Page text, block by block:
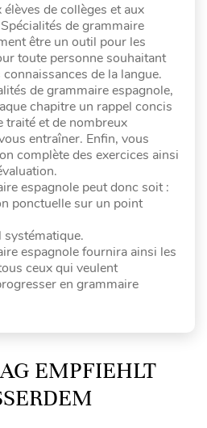
de collèges et aux
de grammaire
être un outil pour les
toute personne souhaitant
de la langue.
de grammaire espagnole,
chapitre un rappel concis
traité et de nombreux
entraîner. Enfin, vous
complète des exercices ainsi
espagnole peut donc soit :
ponctuelle sur un point
espagnole fournira ainsi les
ceux qui veulent
en grammaire
EMPFIEHLT